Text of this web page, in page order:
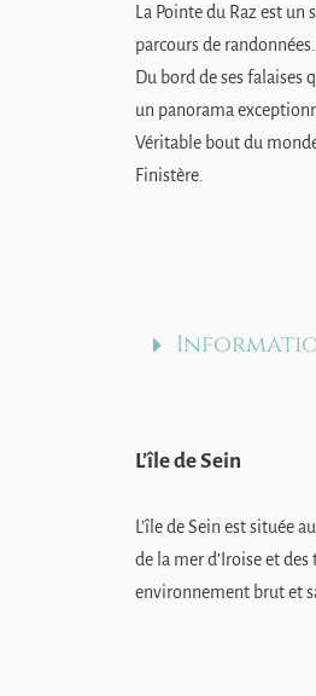
La Pointe du Raz est
parcours de randonnées.
Du bord de ses falaises
un panorama
Véritable bout du
Finistère.
L’île de Sein
L’île de Sein est située
de la mer d’Iroise et
environnement brut et